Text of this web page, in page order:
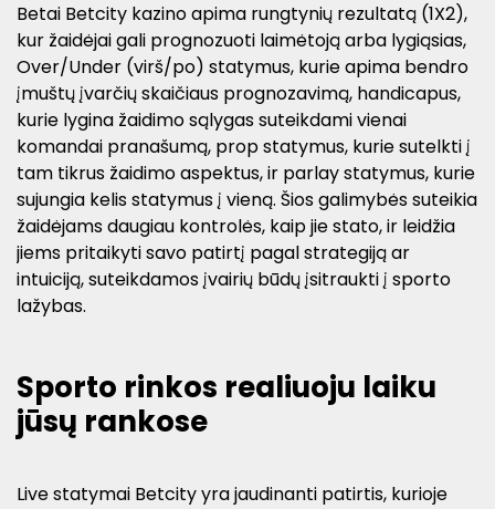
Betai Betcity kazino apima rungtynių rezultatą (1X2),
kur žaidėjai gali prognozuoti laimėtoją arba lygiąsias,
Over/Under (virš/po) statymus, kurie apima bendro
įmuštų įvarčių skaičiaus prognozavimą, handicapus,
kurie lygina žaidimo sąlygas suteikdami vienai
komandai pranašumą, prop statymus, kurie sutelkti į
tam tikrus žaidimo aspektus, ir parlay statymus, kurie
sujungia kelis statymus į vieną. Šios galimybės suteikia
žaidėjams daugiau kontrolės, kaip jie stato, ir leidžia
jiems pritaikyti savo patirtį pagal strategiją ar
intuiciją, suteikdamos įvairių būdų įsitraukti į sporto
lažybas.
Sporto rinkos realiuoju laiku
jūsų rankose
Live statymai Betcity yra jaudinanti patirtis, kurioje